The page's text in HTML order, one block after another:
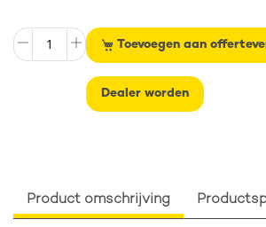
Toevoegen aan
Dealer worden
Product omschrijving